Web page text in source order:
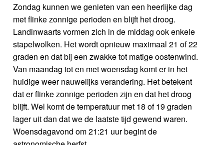
Zondag kunnen we genieten van een heerlijke dag
met flinke zonnige perioden en blijft het droog.
Landinwaarts vormen zich in de middag ook enkele
stapelwolken. Het wordt opnieuw maximaal 21 of 22
graden en dat bij een zwakke tot matige oostenwind.
Van maandag tot en met woensdag komt er in het
huidige weer nauwelijks verandering. Het betekent
dat er flinke zonnige perioden zijn en dat het droog
blijft. Wel komt de temperatuur met 18 of 19 graden
lager uit dan dat we de laatste tijd gewend waren.
Woensdagavond om 21:21 uur begint de